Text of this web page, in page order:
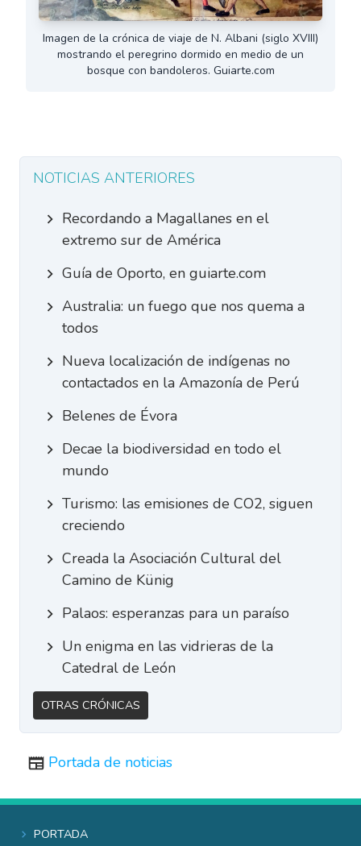
Imagen de la crónica de viaje de N. Albani (siglo XVIII)
mostrando el peregrino dormido en medio de un
bosque con bandoleros. Guiarte.com
NOTICIAS ANTERIORES
Recordando a Magallanes en el
extremo sur de América
Guía de Oporto, en guiarte.com
Australia: un fuego que nos quema a
todos
Nueva localización de indígenas no
contactados en la Amazonía de Perú
Belenes de Évora
Decae la biodiversidad en todo el
mundo
Turismo: las emisiones de CO2, siguen
creciendo
Creada la Asociación Cultural del
Camino de Künig
Palaos: esperanzas para un paraíso
Un enigma en las vidrieras de la
Catedral de León
Otras Crónicas
Portada de noticias
Portada